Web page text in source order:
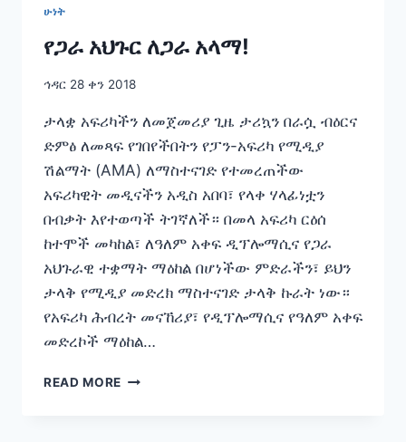
ነው
“
ሁነት
የጋራ አህጉር ለጋራ አላማ!
ኅዳር 28 ቀን 2018
ታላቋ አፍሪካችን ለመጀመሪያ ጊዜ ታሪኳን በራሷ ብዕርና
ድምፅ ለመጻፍ የገበየችበትን የፓን-አፍሪካ የሚዲያ
ሽልማት (AMA) ለማስተናገድ የተመረጠችው
አፍሪካዊት መዲናችን አዲስ አበባ፣ የላቀ ሃላፊነቷን
በብቃት እየተወጣች ትገኛለች። በመላ አፍሪካ ርዕሰ
ከተሞች መካከል፣ ለዓለም አቀፍ ዲፕሎማሲና የጋራ
አህጉራዊ ተቋማት ማዕከል በሆነችው ምድራችን፣ ይህን
ታላቅ የሚዲያ መድረክ ማስተናገድ ታላቅ ኩራት ነው።
የአፍሪካ ሕብረት መናኸሪያ፣ የዲፕሎማሲና የዓለም አቀፍ
መድረኮች ማዕከል…
READ MORE የጋራ